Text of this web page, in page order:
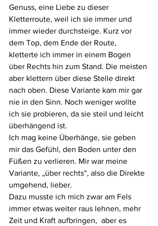
Genuss, eine Liebe zu dieser
Kletterroute, weil ich sie immer und
immer wieder durchsteige. Kurz vor
dem Top, dem Ende der Route,
kletterte ich immer in einem Bogen
über Rechts hin zum Stand. Die meisten
aber klettern über diese Stelle direkt
nach oben. Diese Variante kam mir gar
nie in den Sinn. Noch weniger wollte
ich sie probieren, da sie steil und leicht
überhängend ist.
Ich mag keine Überhänge, sie geben
mir das Gefühl, den Boden unter den
Füßen zu verlieren. Mir war meine
Variante, „über rechts“, also die Direkte
umgehend, lieber.
Dazu musste ich mich zwar am Fels
immer etwas weiter raus lehnen, mehr
Zeit und Kraft aufbringen,  aber es